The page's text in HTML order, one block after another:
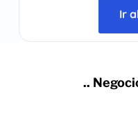
Ir
..